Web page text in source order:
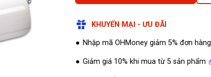
KHUYẾN MẠI - ƯU ĐÃI
Nhập mã OHMoney giảm 5% đơn hàng
Giảm giá 10% khi mua từ 5 sản phẩm